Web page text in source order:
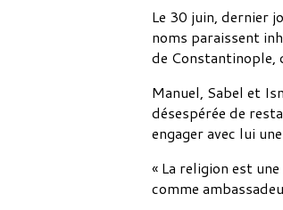
Le 30 juin, dernier
noms paraissent
de Constantinople,
Manuel, Sabel et
désespérée de
engager avec lui
« La religion est
comme